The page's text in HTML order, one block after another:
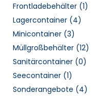
Frontladebehälter (1)
Lagercontainer (4)
Minicontainer (3)
Müllgroßbehälter (12)
Sanitärcontainer (0)
Seecontainer (1)
Sonderangebote (4)